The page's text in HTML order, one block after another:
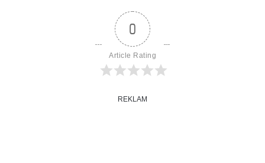
0
Article Rating
REKLAM